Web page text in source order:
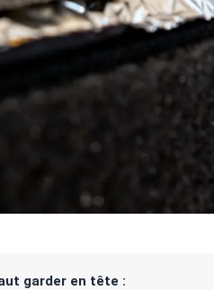
garder en tête :